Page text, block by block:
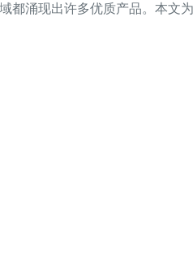
涌现出许多优质产品。本文